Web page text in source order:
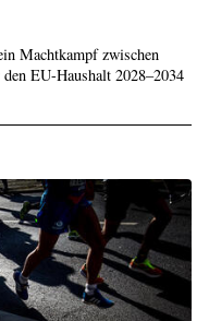
Machtkampf zwischen
EU-Haushalt 2028–2034